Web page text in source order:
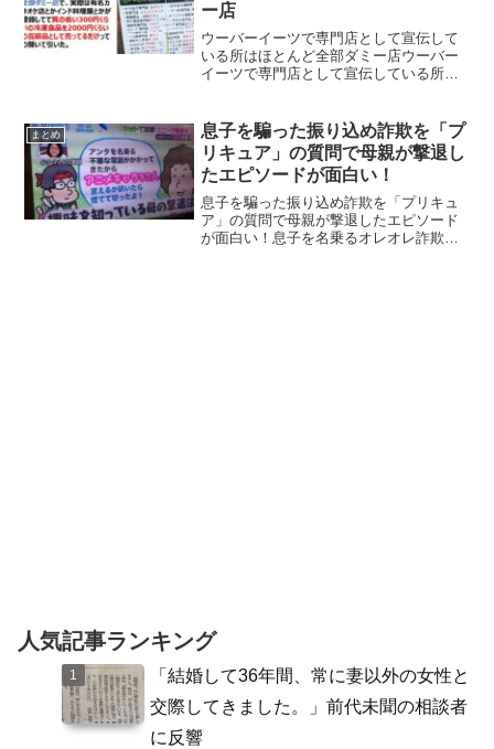
ー店
ウーバーイーツで専門店として宣伝して
いる所はほとんど全部ダミー店ウーバー
イーツで専門店として宣伝している所は
う投稿がされ話題になっています。知り
合いのウーバーやってる人...
まとめ
息子を騙った振り込め詐欺を「プ
リキュア」の質問で母親が撃退し
たエピソードが面白い！
息子を騙った振り込め詐欺を「プリキュ
ア」の質問で母親が撃退したエピソード
が面白い！息子を名乗るオレオレ詐欺
人気記事ランキング
「結婚して36年間、常に妻以外の女性と
交際してきました。」前代未聞の相談者
に反響